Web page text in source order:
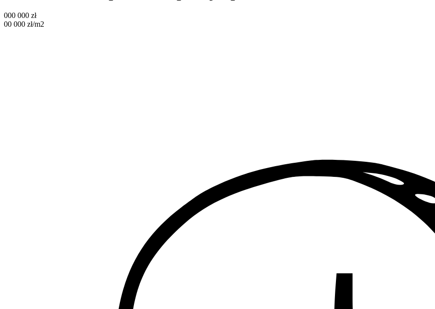
000 000 zł
00 000 zł/m2